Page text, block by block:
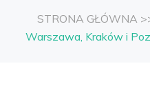
STRONA GŁÓWNA
Warszawa, Kraków i